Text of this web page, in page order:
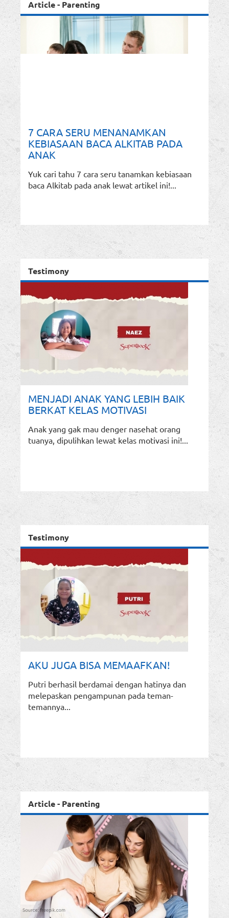
Article - Parenting
7 CARA SERU MENANAMKAN
KEBIASAAN BACA ALKITAB PADA
ANAK
Yuk cari tahu 7 cara seru tanamkan kebiasaan
baca Alkitab pada anak lewat artikel ini!...
Testimony
MENJADI ANAK YANG LEBIH BAIK
BERKAT KELAS MOTIVASI
Anak yang gak mau denger nasehat orang
tuanya, dipulihkan lewat kelas motivasi ini!...
Testimony
AKU JUGA BISA MEMAAFKAN!
Putri berhasil berdamai dengan hatinya dan
melepaskan pengampunan pada teman-
temannya...
Article - Parenting